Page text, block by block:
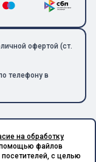
офертой (ст.
телефону в
права защищены.
1185027017240
на обработку
файлов
с целью